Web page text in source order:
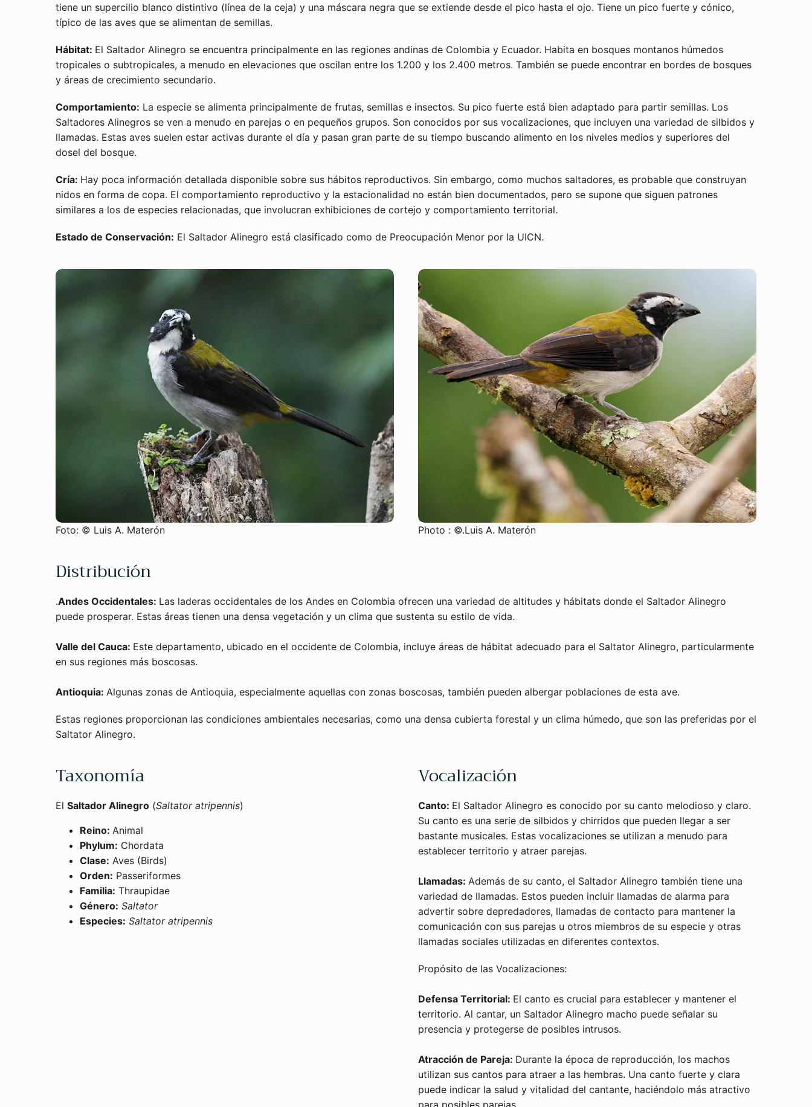
tiene un supercilio blanco distintivo (línea de la ceja) y una máscara negra que se extiende desde el pico hasta el ojo. Tiene un pico fuerte y cónico,
típico de las aves que se alimentan de semillas.
Hábitat: El Saltador Alinegro se encuentra principalmente en las regiones andinas de Colombia y Ecuador. Habita en bosques montanos húmedos
tropicales o subtropicales, a menudo en elevaciones que oscilan entre los 1.200 y los 2.400 metros. También se puede encontrar en bordes de bosques
y áreas de crecimiento secundario.
Comportamiento: La especie se alimenta principalmente de frutas, semillas e insectos. Su pico fuerte está bien adaptado para partir semillas. Los
Saltadores Alinegros se ven a menudo en parejas o en pequeños grupos. Son conocidos por sus vocalizaciones, que incluyen una variedad de silbidos y
llamadas. Estas aves suelen estar activas durante el día y pasan gran parte de su tiempo buscando alimento en los niveles medios y superiores del
dosel del bosque.
Cría: Hay poca información detallada disponible sobre sus hábitos reproductivos. Sin embargo, como muchos saltadores, es probable que construyan
nidos en forma de copa. El comportamiento reproductivo y la estacionalidad no están bien documentados, pero se supone que siguen patrones
similares a los de especies relacionadas, que involucran exhibiciones de cortejo y comportamiento territorial.
Estado de Conservación: El Saltador Alinegro está clasificado como de Preocupación Menor por la UICN.
Foto: © Luis A. Materón Photo : ©.Luis A. Materón
Distribución
.Andes Occidentales: Las laderas occidentales de los Andes en Colombia ofrecen una variedad de altitudes y hábitats donde el Saltador Alinegro
puede prosperar. Estas áreas tienen una densa vegetación y un clima que sustenta su estilo de vida.
Valle del Cauca: Este departamento, ubicado en el occidente de Colombia, incluye áreas de hábitat adecuado para el Saltator Alinegro, particularmente
en sus regiones más boscosas.
Antioquia: Algunas zonas de Antioquia, especialmente aquellas con zonas boscosas, también pueden albergar poblaciones de esta ave.
Estas regiones proporcionan las condiciones ambientales necesarias, como una densa cubierta forestal y un clima húmedo, que son las preferidas por el
Saltator Alinegro.
Taxonomía
El Saltador Alinegro (Saltator atripennis)
Reino: Animal
Phylum: Chordata
Clase: Aves (Birds)
Orden: Passeriformes
Familia: Thraupidae
Género: Saltator
Especies: Saltator atripennis
Vocalización
Canto: El Saltador Alinegro es conocido por su canto melodioso y claro.
Su canto es una serie de silbidos y chirridos que pueden llegar a ser
bastante musicales. Estas vocalizaciones se utilizan a menudo para
establecer territorio y atraer parejas.
Llamadas: Además de su canto, el Saltador Alinegro también tiene una
variedad de llamadas. Estos pueden incluir llamadas de alarma para
advertir sobre depredadores, llamadas de contacto para mantener la
comunicación con sus parejas u otros miembros de su especie y otras
llamadas sociales utilizadas en diferentes contextos.
Propósito de las Vocalizaciones:
Defensa Territorial: El canto es crucial para establecer y mantener el
territorio. Al cantar, un Saltador Alinegro macho puede señalar su
presencia y protegerse de posibles intrusos.
Atracción de Pareja: Durante la época de reproducción, los machos
utilizan sus cantos para atraer a las hembras. Una canto fuerte y clara
puede indicar la salud y vitalidad del cantante, haciéndolo más atractivo
para posibles parejas.
SUSCRIBIRSE